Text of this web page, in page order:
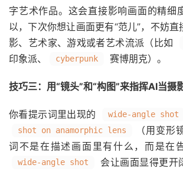
字艺术作品。这会直接影响画面的精细
以，下次你想让画面更有“范儿”，不妨
影、艺术家、游戏或者艺术流派（比如
印象派、 cyberpunk 赛博朋克）。
技巧三：用“镜头”和“构图”来指挥AI当摄
你看提示词里出现的 wide-angle shot
shot on anamorphic lens
（用变形
词不是在描述画面里有什么，而是在告
wide-angle shot 会让画面显得更开